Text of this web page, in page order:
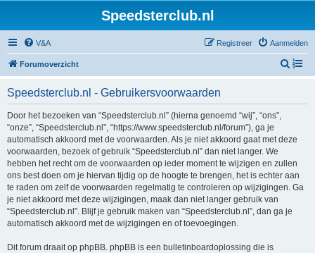
Speedsterclub.nl
V&A Aanmelden
Registreer
Forumoverzicht
Z
Speedsterclub.nl - Gebruikersvoorwaarden
Door het bezoeken van “Speedsterclub.nl” (hierna genoemd “wij”, “ons”,
“onze”, “Speedsterclub.nl”, “https://www.speedsterclub.nl/forum”), ga je
automatisch akkoord met de voorwaarden. Als je niet akkoord gaat met deze
voorwaarden, bezoek of gebruik “Speedsterclub.nl” dan niet langer. We
hebben het recht om de voorwaarden op ieder moment te wijzigen en zullen
ons best doen om je hiervan tijdig op de hoogte te brengen, het is echter aan
te raden om zelf de voorwaarden regelmatig te controleren op wijzigingen. Ga
je niet akkoord met deze wijzigingen, maak dan niet langer gebruik van
“Speedsterclub.nl”. Blijf je gebruik maken van “Speedsterclub.nl”, dan ga je
automatisch akkoord met de wijzigingen en of toevoegingen.
Dit forum draait op phpBB. phpBB is een bulletinboardoplossing die is